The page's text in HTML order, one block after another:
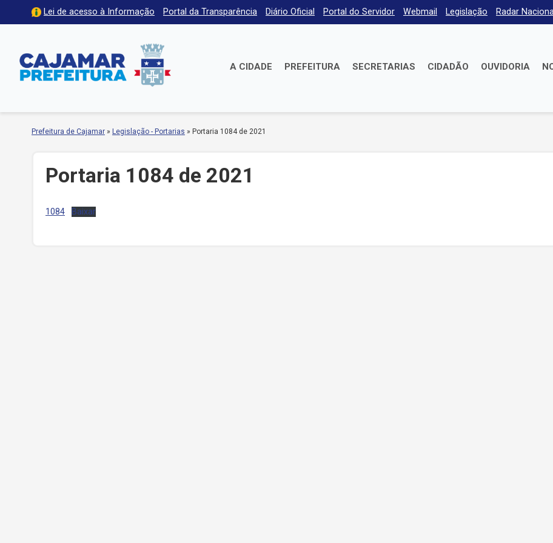
Lei de acesso à Informação Portal da Transparência Diário Oficial Portal do Servidor Webmail Legislação Radar
A CIDADE PREFEITURA SECRETARIAS CIDADÃO OUVIDORIA
Prefeitura de Cajamar » Legislação - Portarias » Portaria 1084 de 2021
Portaria 1084 de 2021
1084 Baixar